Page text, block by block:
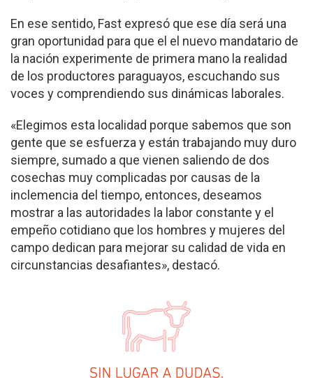
En ese sentido, Fast expresó que ese día será una
gran oportunidad para que el el nuevo mandatario de
la nación experimente de primera mano la realidad
de los productores paraguayos, escuchando sus
voces y comprendiendo sus dinámicas laborales.
«Elegimos esta localidad porque sabemos que son
gente que se esfuerza y están trabajando muy duro
siempre, sumado a que vienen saliendo de dos
cosechas muy complicadas por causas de la
inclemencia del tiempo, entonces, deseamos
mostrar a las autoridades la labor constante y el
empeño cotidiano que los hombres y mujeres del
campo dedican para mejorar su calidad de vida en
circunstancias desafiantes», destacó.